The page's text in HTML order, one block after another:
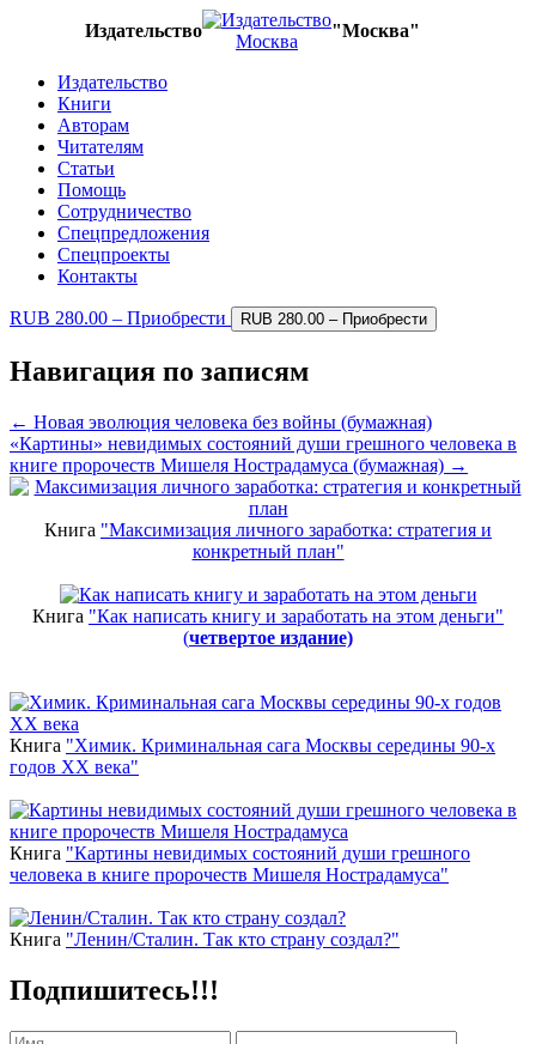
Издательство "Москва"
Издательство
Книги
Авторам
Читателям
Статьи
Помощь
Сотрудничество
Спецпредложения
Спецпроекты
Контакты
RUB 280.00 – Приобрести
Навигация по записям
← Новая эволюция человека без войны (бумажная)
«Картины» невидимых состояний души грешного человека в
книге пророчеств Мишеля Нострадамуса (бумажная) →
Книга "Максимизация личного заработка: стратегия и
конкретный план"
Книга "Как написать книгу и заработать на этом деньги"
(четвертое издание)
Книга "Химик. Криминальная сага Москвы середины 90-х
годов ХХ века"
Книга "Картины невидимых состояний души грешного
человека в книге пророчеств Мишеля Нострадамуса"
Книга "Ленин/Сталин. Так кто страну создал?"
Подпишитесь!!!